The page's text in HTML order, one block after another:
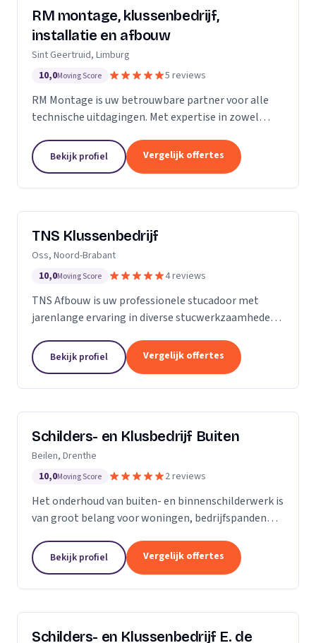
RM montage, klussenbedrijf,
installatie en afbouw
Sint Geertruid, Limburg
10,0Moving Score 5 reviews
RM Montage is uw betrouwbare partner voor alle
technische uitdagingen. Met expertise in zowel
een breed scala aan diensten aan. Van meterkasten
en...
Bekijk profiel Vergelijk offertes
TNS Klussenbedrijf
Oss, Noord-Brabant
10,0Moving Score 4 reviews
TNS Afbouw is uw professionele stucadoor met
jarenlange ervaring in diverse stucwerkzaamheden.
voorbereidingen, apparatuur, kleurkeuzes en andere
details. Onze...
Bekijk profiel Vergelijk offertes
Schilders- en Klusbedrijf Buiten
Beilen, Drenthe
10,0Moving Score 2 reviews
Het onderhoud van buiten- en binnenschilderwerk is
van groot belang voor woningen, bedrijfspanden
heeft ook een beschermende functie tegen...
Bekijk profiel Vergelijk offertes
Schilders- en Klussenbedrijf E. de